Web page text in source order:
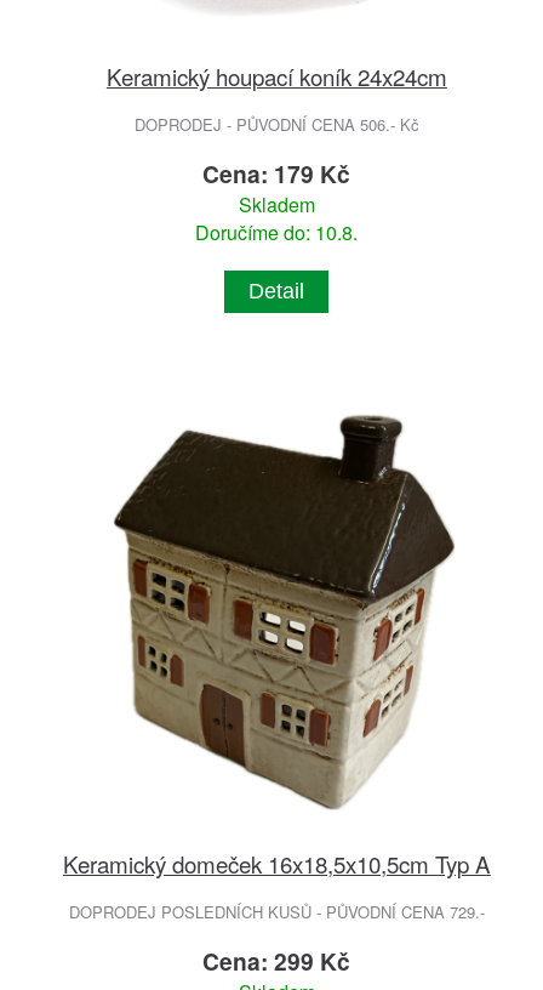
Keramický houpací koník 24x24cm
DOPRODEJ - PŮVODNÍ CENA 506.- Kč
Cena: 179 Kč
Skladem
Doručíme do: 10.8.
Detail
Keramický domeček 16x18,5x10,5cm Typ A
DOPRODEJ POSLEDNÍCH KUSŮ - PŮVODNÍ CENA 729.-
Cena: 299 Kč